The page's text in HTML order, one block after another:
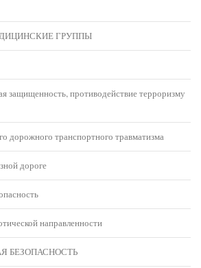
ГРУППЫ
защищенность, противодействие терроризму
дорожного транспортного травматизма
дороге
направленности
БЕЗОПАСНОСТЬ